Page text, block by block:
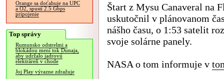
Orange sa doťahuje na UPC
a O2, spustí 2.5 Gbps
pripojenie
Top správy
Rumunsko odstrelmi a
blokádou mení tok Dunaja,
aby udržalo jadrovú
elektráreň v chode
Joj Play výrazne zdražuje
Štart z Mysu Canaveral na
uskutočnil v plánovanom
nášho času, o 1:53 satelit
svoje solárne panely.
NASA o tom informuje v